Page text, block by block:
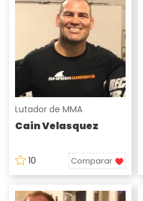
Lutador de MMA
Cain Velasquez
10 Comparar